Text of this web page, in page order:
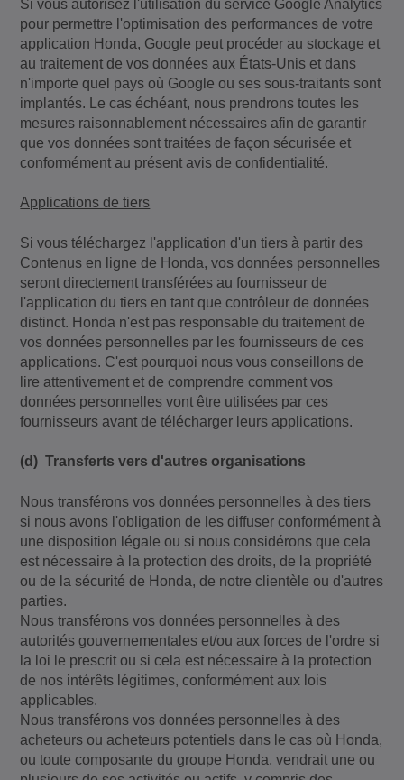
Si vous autorisez l'utilisation du service Google Analytics
pour permettre l'optimisation des performances de votre
application Honda, Google peut procéder au stockage et
au traitement de vos données aux États-Unis et dans
n'importe quel pays où Google ou ses sous-traitants sont
implantés. Le cas échéant, nous prendrons toutes les
mesures raisonnablement nécessaires afin de garantir
que vos données sont traitées de façon sécurisée et
conformément au présent avis de confidentialité.
Applications de tiers
Si vous téléchargez l'application d'un tiers à partir des
Contenus en ligne de Honda, vos données personnelles
seront directement transférées au fournisseur de
l'application du tiers en tant que contrôleur de données
distinct. Honda n'est pas responsable du traitement de
vos données personnelles par les fournisseurs de ces
applications. C'est pourquoi nous vous conseillons de
lire attentivement et de comprendre comment vos
données personnelles vont être utilisées par ces
fournisseurs avant de télécharger leurs applications.
(d) Transferts vers d'autres organisations
Nous transférons vos données personnelles à des tiers
si nous avons l'obligation de les diffuser conformément à
une disposition légale ou si nous considérons que cela
est nécessaire à la protection des droits, de la propriété
ou de la sécurité de Honda, de notre clientèle ou d'autres
parties.
Nous transférons vos données personnelles à des
autorités gouvernementales et/ou aux forces de l'ordre si
la loi le prescrit ou si cela est nécessaire à la protection
de nos intérêts légitimes, conformément aux lois
applicables.
Nous transférons vos données personnelles à des
acheteurs ou acheteurs potentiels dans le cas où Honda,
ou toute composante du groupe Honda, vendrait une ou